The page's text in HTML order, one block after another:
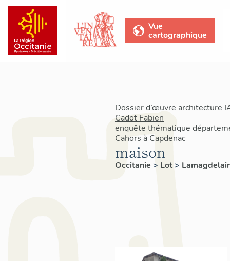
Vue
cartographique
Dossier d’œuvre architecture
Cadot Fabien
enquête thématique
Cahors à Capdenac
maison
Occitanie > Lot>